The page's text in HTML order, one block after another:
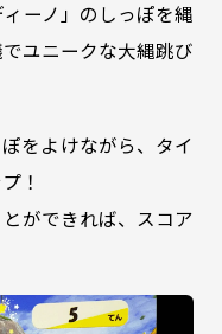
ィーノ」のしっぽを縄
ユニークな大縄跳び
をよけながら、タイ
！
ができれば、スコア